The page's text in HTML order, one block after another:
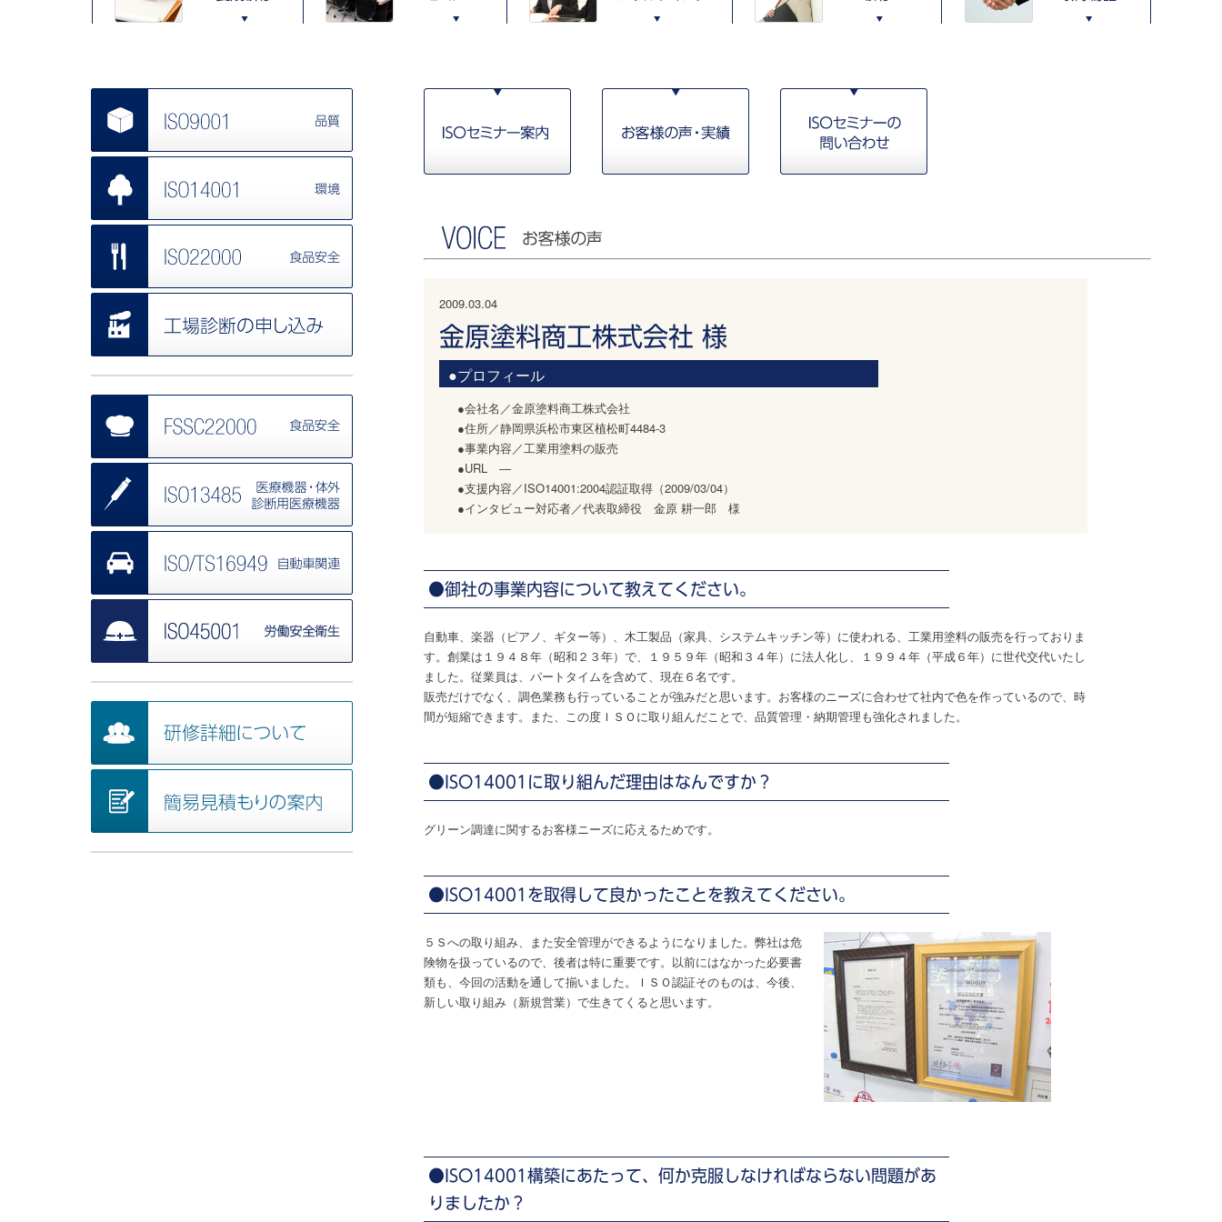
2009.03.04
金原塗料商工株式会社 様
●プロフィール
●会社名／金原塗料商工株式会社
●住所／静岡県浜松市東区植松町4484-3
●事業内容／工業用塗料の販売
●URL ―
●支援内容／ISO14001:2004認証取得（2009/03/04）
●インタビュー対応者／代表取締役 金原 耕一郎 様
●御社の事業内容について教えてください。
自動車、楽器（ピアノ、ギター等）、木工製品（家具、システムキッチン等）に使われる、工業用塗料の販売を行っておりま
す。創業は１９４８年（昭和２３年）で、１９５９年（昭和３４年）に法人化し、１９９４年（平成６年）に世代交代いたし
ました。従業員は、パートタイムを含めて、現在６名です。
販売だけでなく、調色業務も行っていることが強みだと思います。お客様のニーズに合わせて社内で色を作っているので、時
間が短縮できます。また、この度ＩＳＯに取り組んだことで、品質管理・納期管理も強化されました。
●ISO14001に取り組んだ理由はなんですか？
グリーン調達に関するお客様ニーズに応えるためです。
●ISO14001を取得して良かったことを教えてください。
５Ｓへの取り組み、また安全管理ができるようになりました。弊社は危
険物を扱っているので、後者は特に重要です。以前にはなかった必要書
類も、今回の活動を通して揃いました。ＩＳＯ認証そのものは、今後、
新しい取り組み（新規営業）で生きてくると思います。
●ISO14001構築にあたって、何か克服しなければならない問題があ
りましたか？